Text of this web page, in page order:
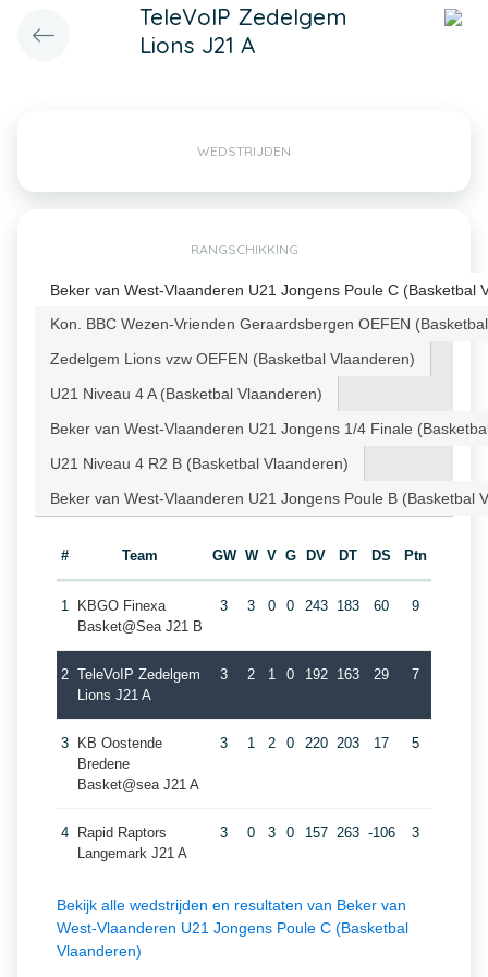
TeleVoIP Zedelgem
Lions J21 A
WEDSTRIJDEN
RANGSCHIKKING
Beker van West-Vlaanderen U21 Jongens Poule C (Basketbal
Kon. BBC Wezen-Vrienden Geraardsbergen OEFEN
Zedelgem Lions vzw OEFEN (Basketbal Vlaanderen)
U21 Niveau 4 A (Basketbal Vlaanderen)
Beker van West-Vlaanderen U21 Jongens 1/4 Finale
U21 Niveau 4 R2 B (Basketbal Vlaanderen)
Beker van West-Vlaanderen U21 Jongens Poule B (Basketbal
# Team GW W V G DV DT DS Ptn
1
KBGO Finexa
Basket@Sea J21 B
3 3 0 0 243 183 60 9
2 TeleVoIP Zedelgem
Lions J21 A
3 2 1 0 192 163 29 7
3
KB Oostende
Bredene
Basket@sea J21 A
3 1 2 0 220 203 17 5
4
Rapid Raptors
Langemark J21 A
3 0 3 0 157 263 -106 3
Bekijk alle wedstrijden en resultaten van Beker van
West-Vlaanderen U21 Jongens Poule C (Basketbal
Vlaanderen)